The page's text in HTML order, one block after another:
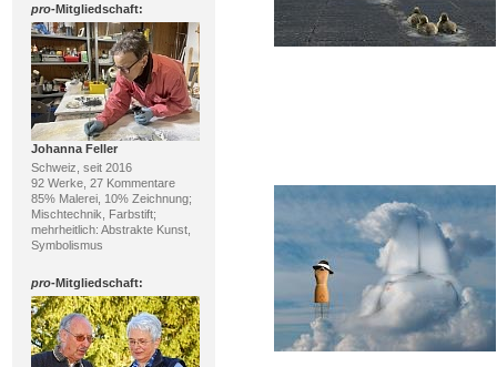
pro-Mitgliedschaft:
Johanna Feller
Schweiz, seit 2016
92 Werke, 27 Kommentare
85% Malerei, 10% Zeichnung;
Mischtechnik, Farbstift;
mehrheitlich: Abstrakte Kunst,
Symbolismus
pro-Mitgliedschaft: